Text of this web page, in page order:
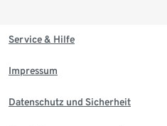
Service & Hilfe
Impressum
Datenschutz und Sicherheit